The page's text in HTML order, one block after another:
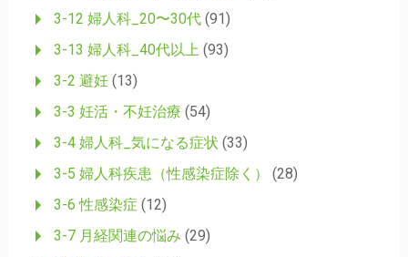
3-12 婦人科_20〜30代(91)
3-13 婦人科_40代以上 (93)
3-2 避妊(13)
3-3 妊活・不妊治療 (54)
3-4 婦人科_気になる症状 (33)
3-5 婦人科疾患（性感染症除く）
(28)
3-6 性感染症 (12)
3-7 月経関連の悩み (29)